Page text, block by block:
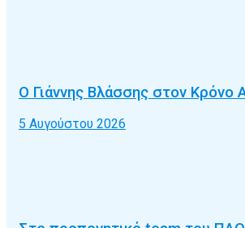
Ο Γιάννης Βλάσσης στον Κρόνο
5 Αυγούστου 2026